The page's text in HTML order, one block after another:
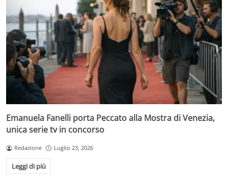
Emanuela Fanelli porta Peccato alla Mostra di Venezia,
unica serie tv in concorso
Redazione Luglio 23, 2026
Leggi di più